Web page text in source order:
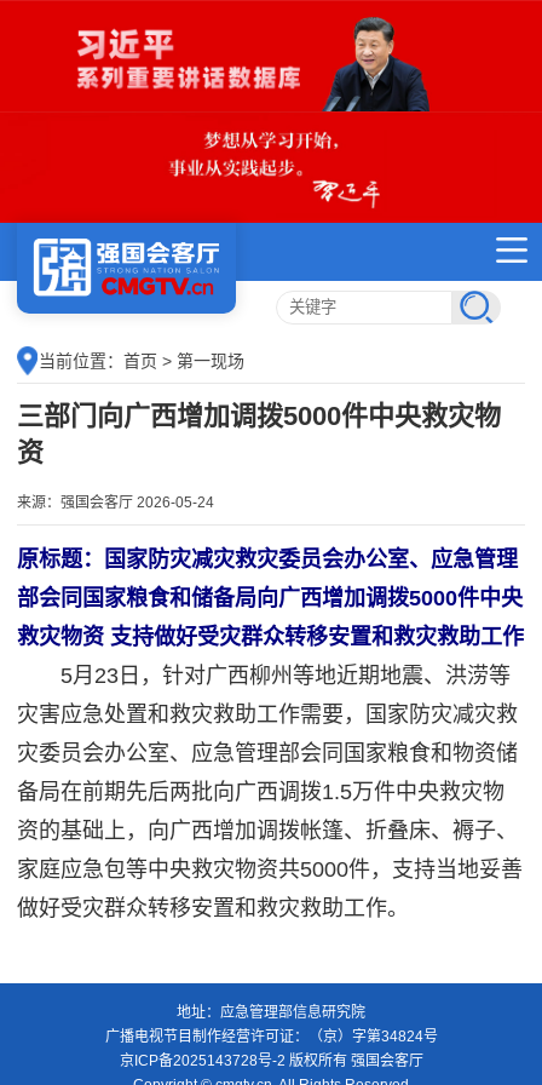
当前位置： 首页 > 第一现场
三部门向广西增加调拨5000件中央救灾物
资
来源：强国会客厅 2026-05-24
原标题：
国家防灾减灾救灾委员会办公室、应急管理
部会同国家粮食和储备局向广西增加调拨5000件中央
救灾物资 支持做好受灾群众转移安置和救灾救助工作
5月23日，针对广西柳州等地近期地震、洪涝等
灾害应急处置和救灾救助工作需要，国家防灾减灾救
灾委员会办公室、应急管理部会同国家粮食和物资储
备局在前期先后两批向广西调拨1.5万件中央救灾物
资的基础上，向广西增加调拨帐篷、折叠床、褥子、
家庭应急包等中央救灾物资共5000件，支持当地妥善
做好受灾群众转移安置和救灾救助工作。
地址：应急管理部信息研究院
广播电视节目制作经营许可证：（京）字第34824号
京ICP备2025143728号-2 版权所有 强国会客厅